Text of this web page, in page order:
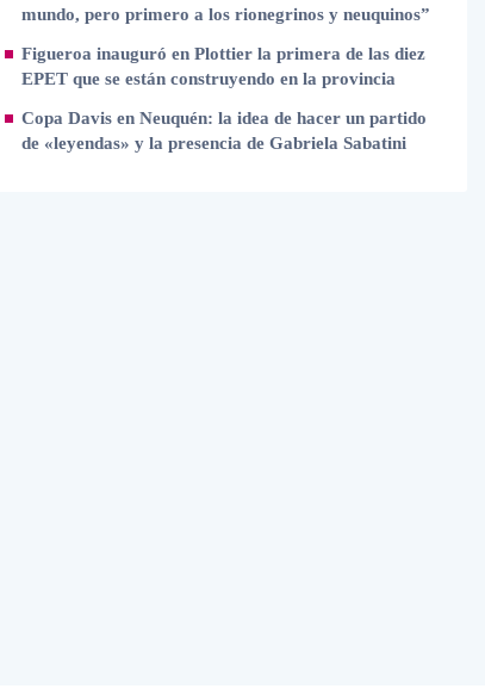
mundo, pero primero a los rionegrinos y neuquinos”
Figueroa inauguró en Plottier la primera de las diez
EPET que se están construyendo en la provincia
Copa Davis en Neuquén: la idea de hacer un partido
de «leyendas» y la presencia de Gabriela Sabatini